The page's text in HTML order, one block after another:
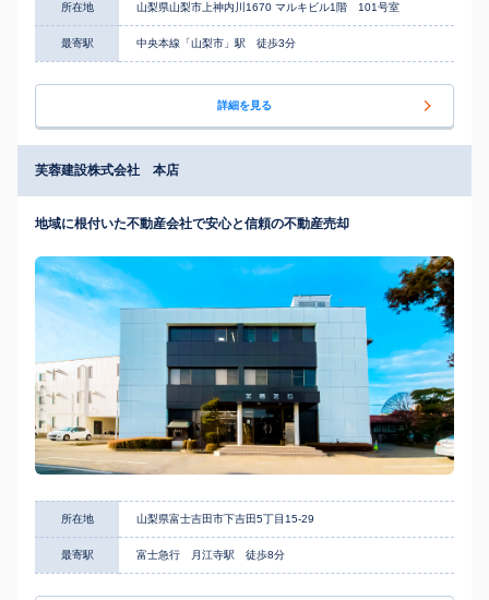
所在地 山梨県山梨市上神内川1670 マルキビル1階 101号室
最寄駅 中央本線「山梨市」駅 徒歩3分
詳細を見る
芙蓉建設株式会社 本店
地域に根付いた不動産会社で安心と信頼の不動産売却
所在地 山梨県富士吉田市下吉田5丁目15-29
最寄駅 富士急行 月江寺駅 徒歩8分